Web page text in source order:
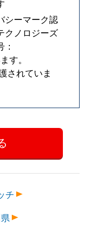
シーマーク認
クノロジーズ
す。
されていま
チ